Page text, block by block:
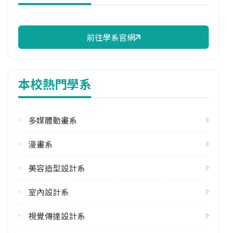
114年註冊率
113學年度上學期
113學年度下學期
1
學系電話
臺南市永康區中正路529號
前往學系官網
本校熱門學系
多媒體動畫系
漫畫系
美容造型設計系
室內設計系
視覺傳達設計系